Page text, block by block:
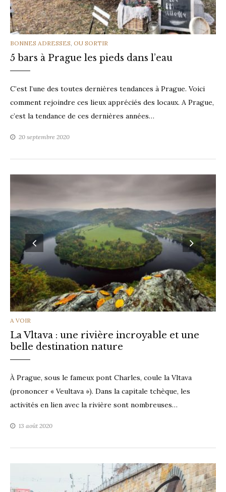
CATEGORIES
BONNES ADRESSES OU SORTIR
5 bars à Prague les pieds dans l’eau
C’est l’une des toutes dernières tendances à Prague. Voici
comment rejoindre ces lieux appréciés des locaux. A Prague,
c’est la tendance de ces dernières années…
20 septembre 2020
CATEGORIES
A VOIR
La Vltava : une rivière incroyable et une
belle destination nature
À Prague, sous le fameux pont Charles, coule la Vltava
(prononcer « Veultava »). Dans la capitale tchèque, les
activités en lien avec la rivière sont nombreuses…
13 août 2020